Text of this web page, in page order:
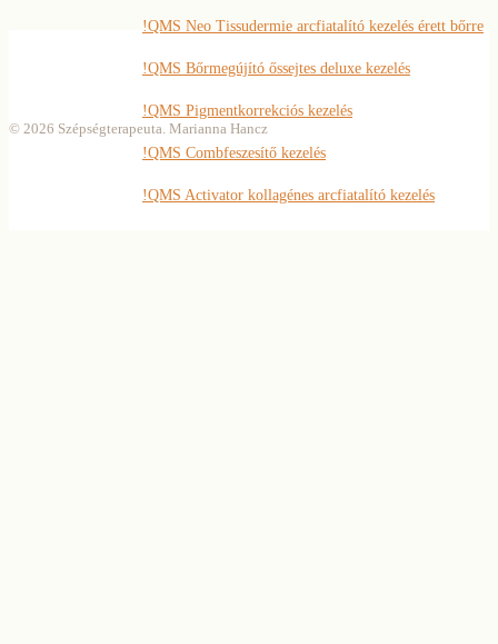
!QMS Neo Tissudermie arcfiatalító kezelés érett bőrre
!QMS Bőrmegújító őssejtes deluxe kezelés
!QMS Pigmentkorrekciós kezelés
!QMS Combfeszesítő kezelés
!QMS Activator kollagénes arcfiatalító kezelés
© 2026 Szépségterapeuta. Marianna Hancz